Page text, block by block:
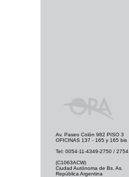
Av. Paseo Colón 982 PISO 3
OFICINAS 137 - 165 y 165 bis
Tel: 0054-11-4349-2750 / 2754
(C1063ACW)
Ciudad Autónoma de Bs. As.
República Argentina